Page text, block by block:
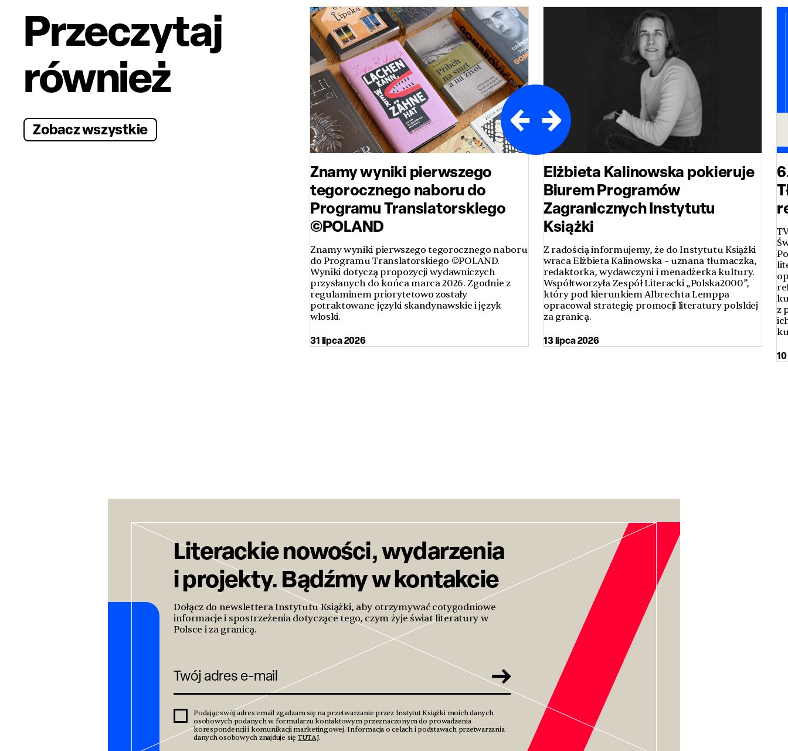
Przeczytaj
również
Zobacz wszystkie
Znamy wyniki pierwszego
tegorocznego naboru do
Programu Translatorskiego
©POLAND
Znamy wyniki pierwszego tegorocznego naboru
do Programu Translatorskiego ©POLAND.
Wyniki dotyczą propozycji wydawniczych
przysłanych do końca marca 2026. Zgodnie z
regulaminem priorytetowo zostały
potraktowane języki skandynawskie i język
włoski.
31 lipca 2026
Elżbieta Kalinowska pokieruje
Biurem Programów
Zagranicznych Instytutu
Książki
Z radością informujemy, że do Instytutu Książki
wraca Elżbieta Kalinowska – uznana tłumaczka,
redaktorka, wydawczyni i menadżerka kultury.
Współtworzyła Zespół Literacki „Polska2000”,
który pod kierunkiem Albrechta Lemppa
opracował strategię promocji literatury polskiej
za granicą.
13 lipca 2026
z
Literackie nowości, wydarzenia
i projekty. Bądźmy w kontakcie
Dołącz do newslettera Instytutu Książki, aby otrzymywać cotygodniowe
informacje i spostrzeżenia dotyczące tego, czym żyje świat literatury w
Polsce i za granicą.
Podając swój adres email zgadzam się na przetwarzanie przez Instytut Książki moich danych
osobowych podanych w formularzu kontaktowym przeznaczonym do prowadzenia
korespondencji i komunikacji marketingowej. Informacja o celach i podstawach przetwarzania
danych osobowych znajduje sięTUTAJ.